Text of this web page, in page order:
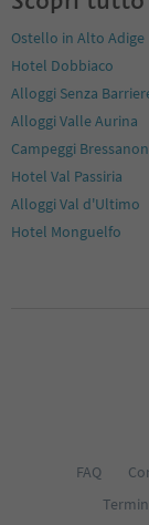
Ostello in Alto Adige
Hotel Dobbiaco
Alloggi Senza
Alloggi Valle Aurina
Campeggi
Hotel Val Passiria
Alloggi Val d'Ultimo
Hotel Monguelfo
FAQ